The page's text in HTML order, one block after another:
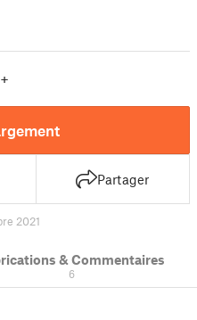
Partager
2021
& Commentaires
6